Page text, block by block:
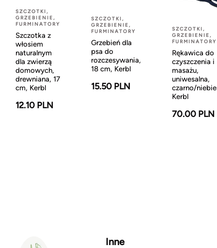
SZCZOTKI,
GRZEBIENIE,
FURMINATORY
Szczotka z
włosiem
naturalnym
dla zwierzą
domowych,
drewniana, 17
cm, Kerbl
12.10 PLN
SZCZOTKI,
GRZEBIENIE,
FURMINATORY
Grzebień dla
psa do
rozczesywania,
18 cm, Kerbl
15.50 PLN
SZCZOTKI,
GRZEBIENIE,
FURMINATORY
Rękawica do
czyszczenia i
masażu,
uniwesalna,
czarno/
Kerbl
70.00 PLN
Inne